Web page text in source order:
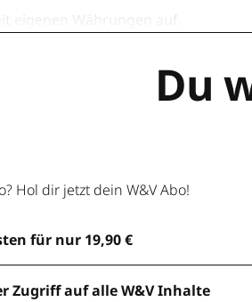
Du
Hol dir jetzt dein W&V Abo!
für nur 19,90 €
Zugriff auf alle W&V Inhalte